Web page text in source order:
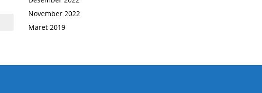
November 2022
Maret 2019